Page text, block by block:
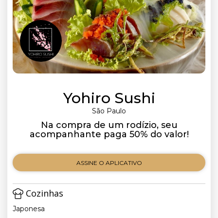
Yohiro Sushi
São Paulo
Na compra de um rodízio, seu
acompanhante paga 50% do valor!
ASSINE O APLICATIVO
Cozinhas
Japonesa